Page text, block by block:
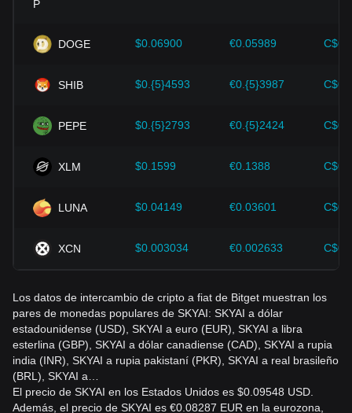
el ecosistema de las criptomonedas (como soluciones de
fuerte apoyo al crecimiento del valor de criptomonedas
Los inversores deben comprender esta dinámica para evitar
factores, los inversores también deben monitorear de cerca
los futuros cambios en el precio de SKYAI y ajustar sus
evolución.
DOGE $0.06900 €0.05989
SHIB $0.{5}4593 €0.{5}3987
PEPE $0.{5}2793 €0.{5}2424
XLM $0.1599 €0.1388
LUNA $0.04149 €0.03601
XCN $0.003034 €0.002633
Los datos de intercambio de cripto a fiat de Bitget muestran los
pares de monedas populares de SKYAI: SKYAI a dólar
estadounidense (USD), SKYAI a euro (EUR), SKYAI a libra
esterlina (GBP), SKYAI a dólar canadiense (CAD), SKYAI a rupia
india (INR), SKYAI a rupia pakistaní (PKR), SKYAI a real brasileño
(BRL), SKYAI a…
El precio de SKYAI en los Estados Unidos es $0.09548 USD.
Además, el precio de SKYAI es €0.08287 EUR en la eurozona,